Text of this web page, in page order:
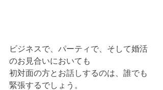
ビジネスで、パーティで、そして婚活
のお見合いにおいても
初対面の方とお話しするのは、誰でも
緊張するでしょう。